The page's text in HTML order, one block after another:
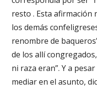
resto . Esta afirmación
los demás
renombre de
de los allí
ni raza eran”. Y a
mediar en el asunto,